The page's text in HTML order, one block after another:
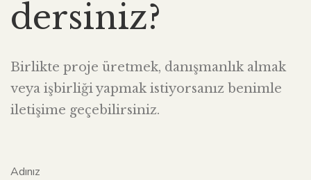
dersiniz?
Birlikte proje üretmek, danışmanlık almak
veya işbirliği yapmak istiyorsanız benimle
iletişime geçebilirsiniz.
Adınız